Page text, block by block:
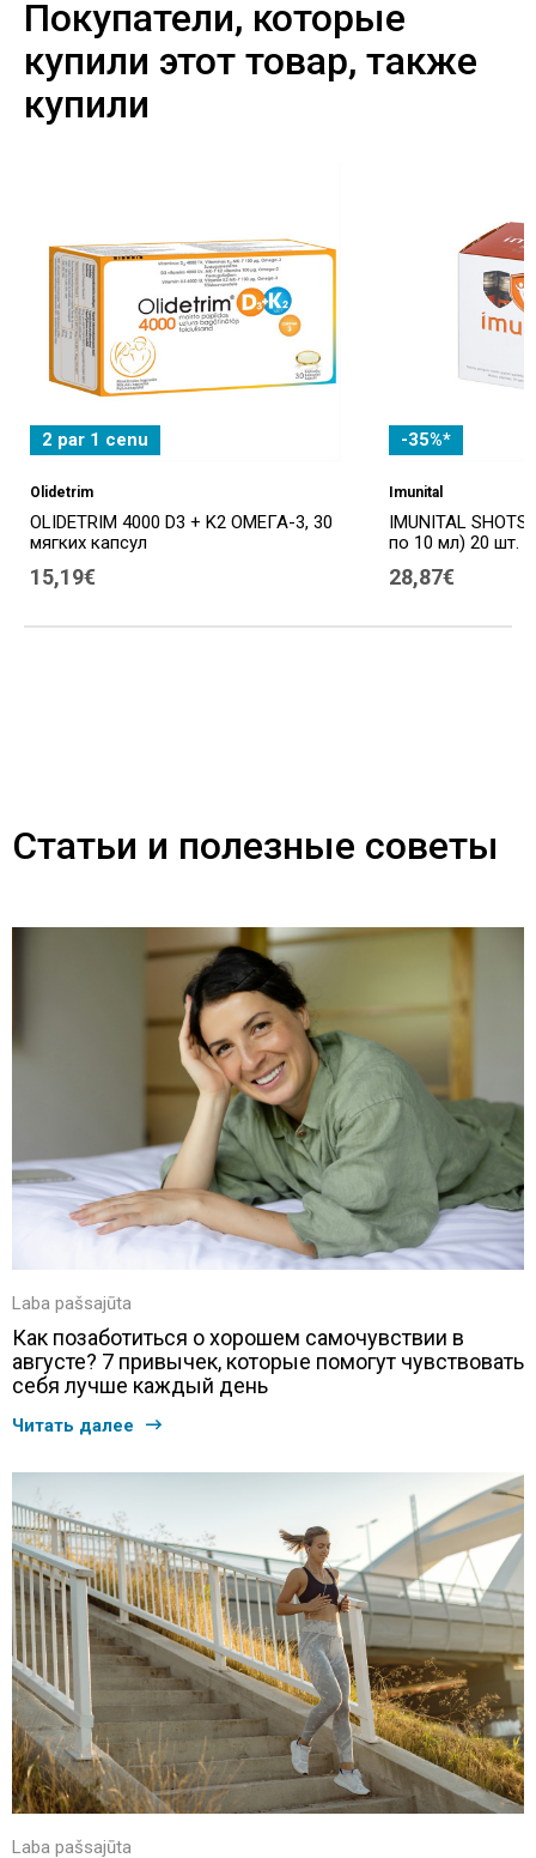
Покупатели, которые
купили этот товар, также
купили
2 par 1 cenu
Olidetrim
OLIDETRIM 4000 D3 + K2 ОМЕГА-3, 30
мягких капсул
15,19€
-35%*
Imunital
IMUNITAL
по 10 мл) 20 шт.
28,87€
Статьи и полезные советы
Laba pašsajūta
Как позаботиться о хорошем самочувствии в
августе? 7 привычек, которые помогут чувствовать
себя лучше каждый день
Читать далее
Laba pašsajūta